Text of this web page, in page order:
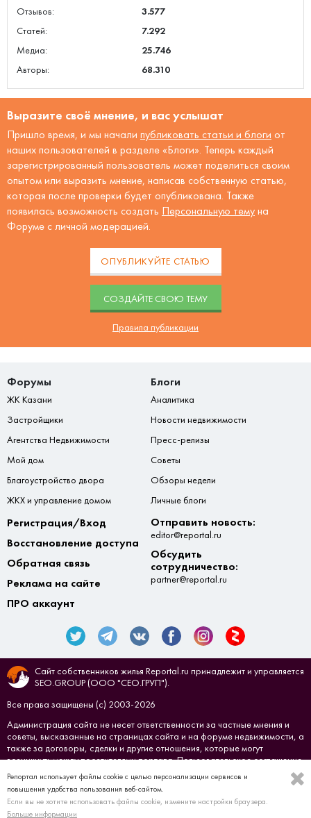
Репортал использует файлы cookie с целью персонализации сервисов и
повышения удобства пользования веб-сайтом.
Если вы не хотите использовать файлы cookie, измените настройки браузера.
Больше информации
Отзывов:
3.577
Статей:
7.292
Медиа:
25.746
Авторы:
68.310
Выразите своё мнение, и вас услышат
Пришло время, и мы начали публиковать статьи и блоги от
наших пользователей в разделе «Блоги». Теперь каждый
зарегистрированный пользователь может поделиться своим
опытом или выразить мнение, написав собственную статью,
которая после проверки будет опубликована. Также
появилась возможность создать Персональную тему на
Форуме с личной модерацией.
ОПУБЛИКУЙТЕ СТАТЬЮ
CОЗДАЙТЕ СВОЮ ТЕМУ
Правила публикации
Форумы
ЖК Казани
Застройщики
Агентства Недвижимости
Мой дом
Благоустройство двора
ЖКХ и управление домом
Блоги
Аналитика
Новости недвижимости
Пресс-релизы
Советы
Обзоры недели
Личные блоги
Регистрация/Вход
Восстановление доступа
Обратная связь
Реклама на сайте
ПРО аккаунт
Отправить новость:
editor@reportal.ru
Обсудить
сотрудничество:
partner@reportal.ru
Сайт собственников жилья Reportal.ru принадлежит и управляется
SEO.GROUP (ООО "СЕО.ГРУП").
Все права защищены (с) 2003-2026
Администрация сайта не несет ответственности за частные мнения и
советы, высказанные на страницах сайта и на форуме недвижимости, а
также за договоры, сделки и другие отношения, которые могут
возникнуть между посетителями портала.Пользовательское соглашение
Создано в СЕО.ГРУП